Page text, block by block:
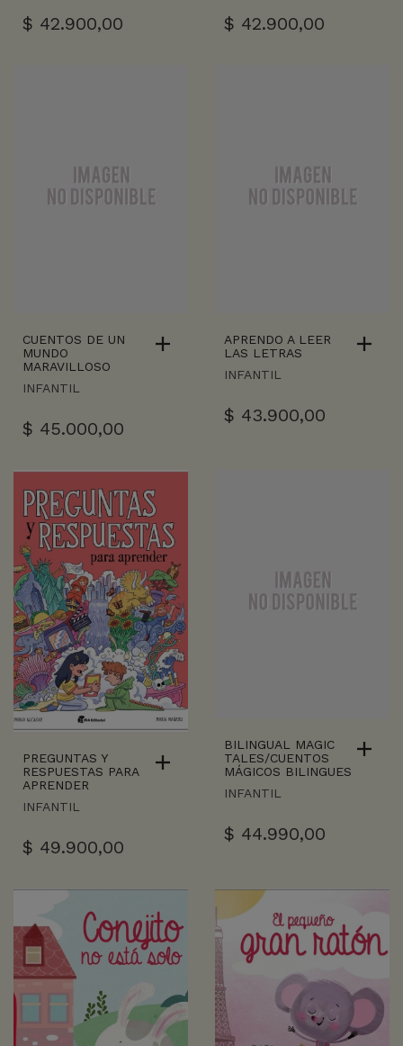
$ 42.900,00 $ 42.900,00
CUENTOS DE UN
MUNDO
MARAVILLOSO
INFANTIL
$ 45.000,00
APRENDO A LEER
LAS LETRAS
INFANTIL
$ 43.900,00
PREGUNTAS Y
RESPUESTAS PARA
APRENDER
INFANTIL
$ 49.900,00
BILINGUAL MAGIC
TALES/CUENTOS
MÁGICOS BILINGUES
INFANTIL
$ 44.990,00